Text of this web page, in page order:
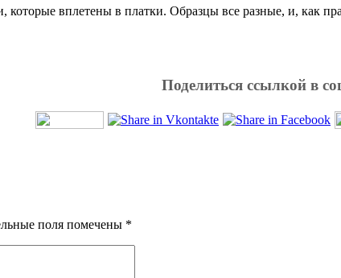
которые вплетены в платки. Образцы все разные, и,
Поделиться ссылкой в
поля помечены *